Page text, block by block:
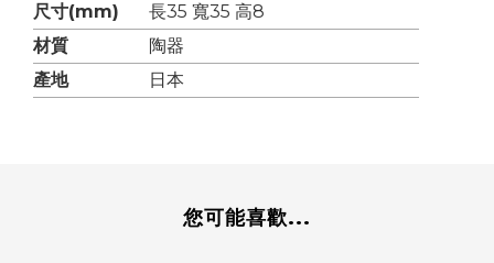
尺寸(mm)
長35 寬35 高8
材質
陶器
產地
日本
您可能喜歡...